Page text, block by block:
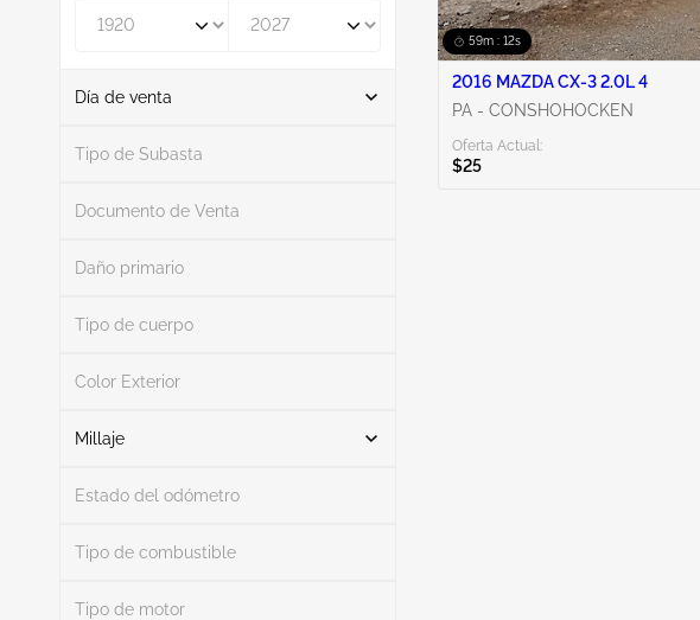
Día de venta
De
Tipo de Subasta
Documento de Venta
Daño primario
Tipo de cuerpo
Color Exterior
Millaje
Estado del odómetro
Tipo de combustible
Tipo de motor
59m : 11s
2016 MAZDA CX-3 2.0L 4
PA - CONSHOHOCKEN
Oferta Actual:
$25